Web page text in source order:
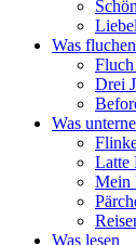
Was fluchen
Drei
Was
Latte
Mein
Was lesen